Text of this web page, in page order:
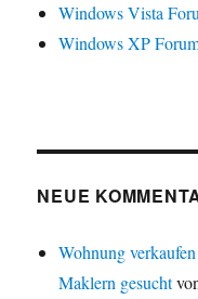
Windows Vista
Windows XP
NEUE
Wohnung
Maklern gesucht